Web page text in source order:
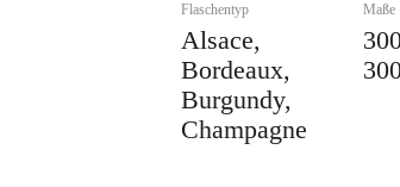
Flaschentyp
Alsace,
Bordeaux,
Burgundy,
Champagne
Maße